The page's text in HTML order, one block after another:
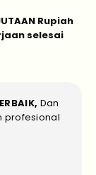
Rupiah
selesai
Dan
profesional